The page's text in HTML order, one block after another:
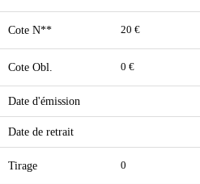
Cote N** 20 €
Cote Obl. 0 €
Date d'émission
Date de retrait
Tirage 0